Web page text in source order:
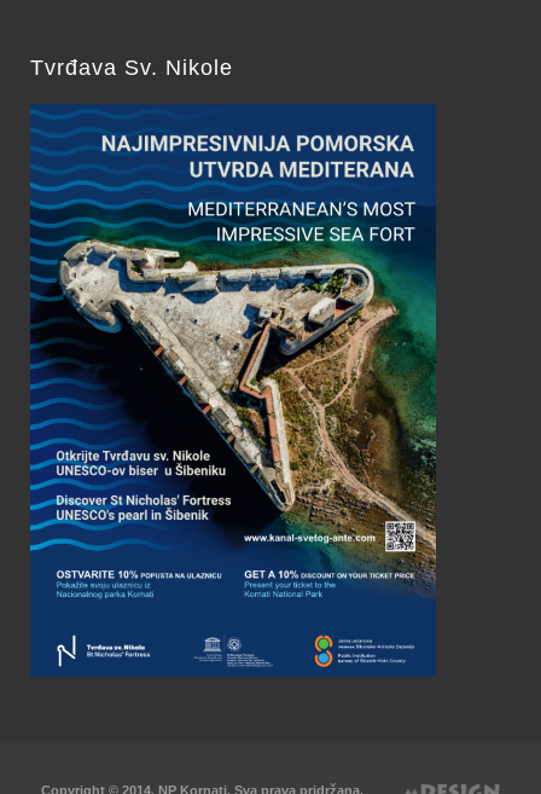
Tvrđava Sv. Nikole
Copyright © 2014. NP Kornati. Sva prava pridržana.